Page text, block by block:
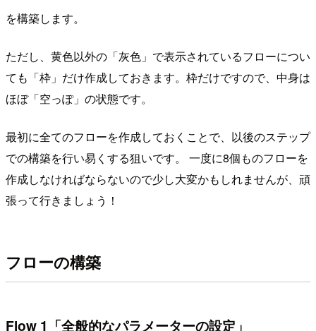
を構築します。
ただし、黄色以外の「灰色」で表示されているフローについ
ても「枠」だけ作成しておきます。枠だけですので、中身は
ほぼ「空っぽ」の状態です。
最初に全てのフローを作成しておくことで、以後のステップ
での構築を行い易くする狙いです。 一度に8個ものフローを
作成しなければならないので少し大変かもしれませんが、頑
張って行きましょう！
フローの構築
Flow 1「全般的なパラメーターの設定」